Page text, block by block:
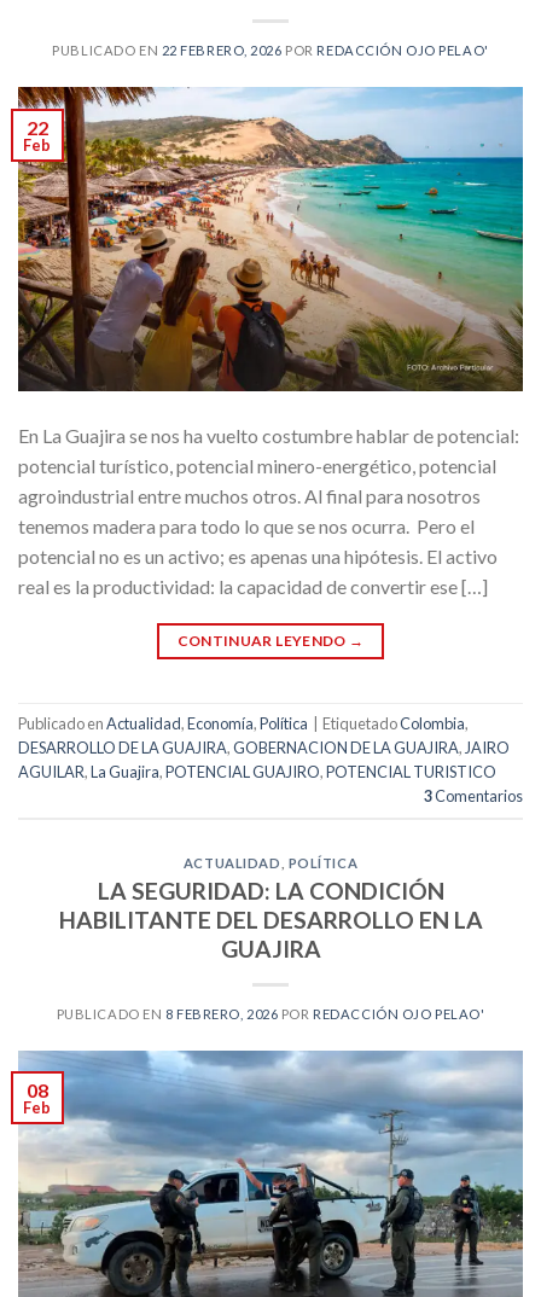
PUBLICADO EN 22 FEBRERO, 2026 POR REDACCIÓN OJO PELAO'
22
Feb
En La Guajira se nos ha vuelto costumbre hablar de potencial:
potencial turístico, potencial minero-energético, potencial
agroindustrial entre muchos otros. Al final para nosotros
tenemos madera para todo lo que se nos ocurra. Pero el
potencial no es un activo; es apenas una hipótesis. El activo
real es la productividad: la capacidad de convertir ese […]
CONTINUAR LEYENDO →
Publicado enActualidad,Economía,Política EtiquetadoColombia,
DESARROLLO DE LA GUAJIRA,GOBERNACION DE LA GUAJIRA,JAIRO
AGUILAR,La Guajira,POTENCIAL GUAJIRO,POTENCIAL TURISTICO
3Comentarios
ACTUALIDAD POLÍTICA
LA SEGURIDAD: LA CONDICIÓN
HABILITANTE DEL DESARROLLO EN LA
GUAJIRA
PUBLICADO EN 8 FEBRERO, 2026 POR REDACCIÓN OJO PELAO'
08
Feb